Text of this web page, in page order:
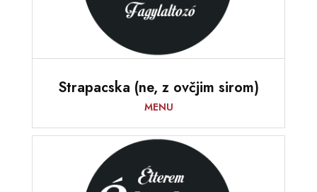
Strapacska (ne, z ovčjim sirom)
MENU